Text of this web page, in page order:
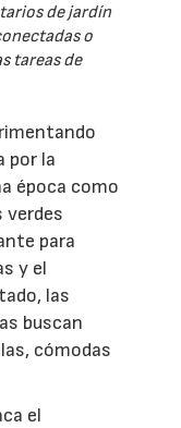
de jardín
o
tareas de
por la
época como
verdes
para
y el
las
buscan
cómodas
el